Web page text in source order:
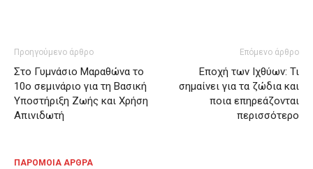
Προηγούμενο άρθρο
Στο Γυμνάσιο Μαραθώνα το
10ο σεμινάριο για τη Βασική
Υποστήριξη Ζωής και Χρήση
Απινιδωτή
Επόμενο άρθρο
Εποχή των Ιχθύων: Τι
σημαίνει για τα ζώδια και
ποια επηρεάζονται
περισσότερο
ΠΑΡΟΜΟΙΑ ΑΡΘΡΑ